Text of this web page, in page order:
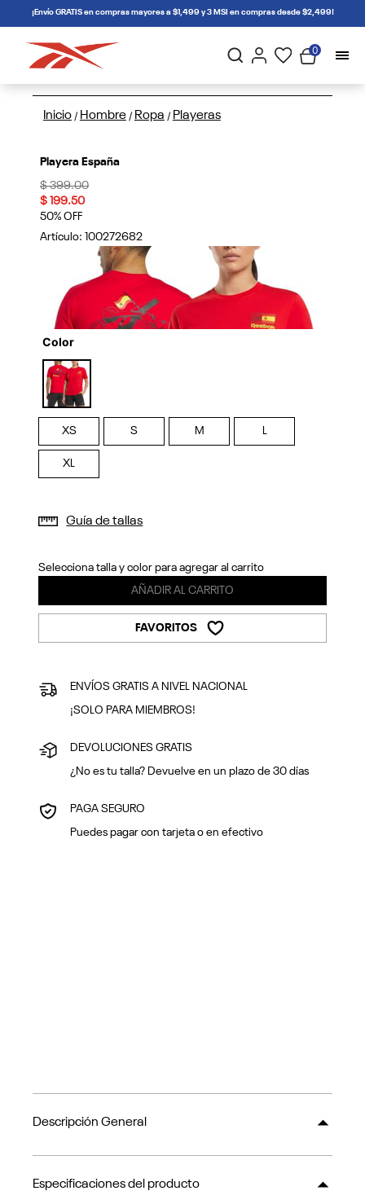
connectif¡Envío GRATIS en compras mayores a $1,499 y 3 MSI en compras desde $2,499!
0
Inicio / Hombre / Ropa / Playeras
Playera España
Price reduced from
$ 399.00to
$ 199.50
50% OFF
Artículo: 100272682
Previous
Color
selected
XS S M L
XL
Guía de tallas
Selecciona talla y color para agregar al carrito
AÑADIR AL CARRITO
FAVORITOS
ENVÍOS GRATIS A NIVEL NACIONAL
¡SOLO PARA MIEMBROS!
DEVOLUCIONES GRATIS
¿No es tu talla? Devuelve en un plazo de 30 días
PAGA SEGURO
Puedes pagar con tarjeta o en efectivo
Descripción General
Especificaciones del producto